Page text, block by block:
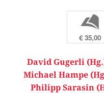
b
€ 35,00
David Gugerli
Michael Hampe
Philipp Sarasin